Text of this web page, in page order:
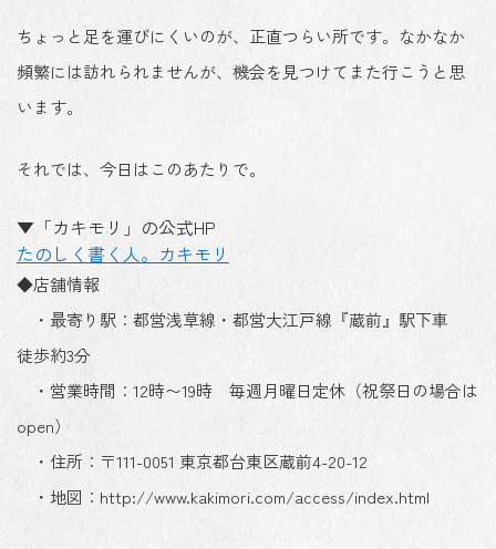
ちょっと足を運びにくいのが、正直つらい所です。なかなか
頻繁には訪れられませんが、機会を見つけてまた行こうと思
います。
それでは、今日はこのあたりで。
▼「カキモリ」の公式HP
たのしく書く人。カキモリ
◆店舗情報
・最寄り駅：都営浅草線・都営大江戸線『蔵前』駅下車
徒歩約3分
・営業時間：12時〜19時 毎週月曜日定休（祝祭日の場合は
open）
・住所：〒111-0051 東京都台東区蔵前4-20-12
・地図：http://www.kakimori.com/access/index.html